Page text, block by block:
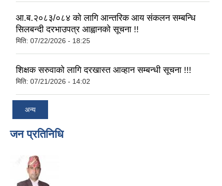
आ.ब.२०८३/०८४ को लागि आन्तरिक आय संकलन सम्बन्धि
सिलबन्दी दरभाउपत्र आह्वानको सूचना !!
मिति: 07/22/2026 - 18:25
शिक्षक सरुवाको लागि दरखास्त आव्हान सम्बन्धी सूचना !!!
मिति: 07/21/2026 - 14:02
अन्य
जन प्रतिनिधि